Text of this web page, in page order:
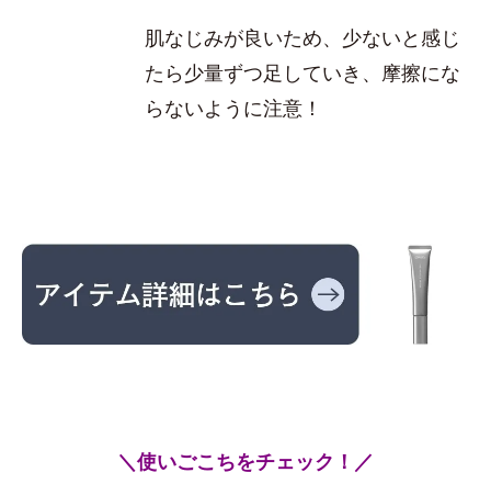
肌なじみが良いため、少ないと感じ
たら少量ずつ足していき、摩擦にな
らないように注意！
＼使いごこちをチェック！／